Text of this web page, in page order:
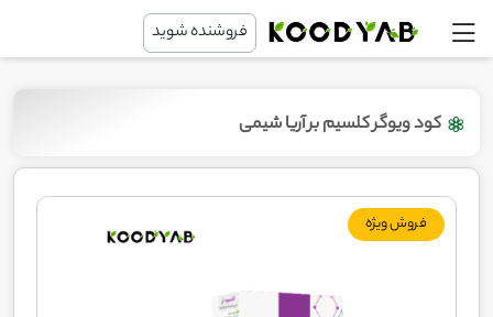
فروشنده شوید
کود ویوگر کلسیم بر آریا شیمی
فروش ویژه